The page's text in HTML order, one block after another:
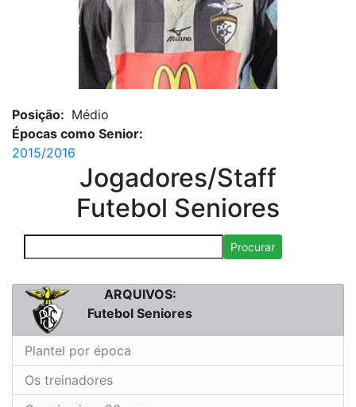
Posição: Médio
Épocas como Senior:
2015/2016
Jogadores/Staff
Futebol Seniores
Procurar
ARQUIVOS:
Futebol Seniores
Plantel por época
Os treinadores